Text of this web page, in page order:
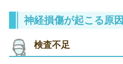
神経損傷が起こる原因
検査不足